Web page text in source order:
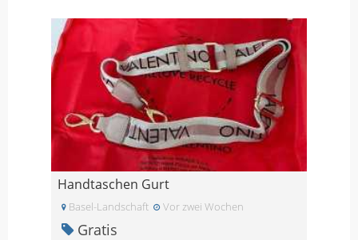
Handtaschen Gurt
Basel-Landschaft Vor zwei Wochen
Gratis